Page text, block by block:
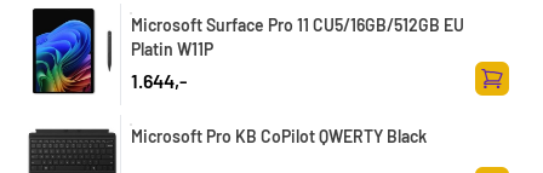
Microsoft Surface Pro 11 CU5/16GB/512GB EU
Platin W11P
1.644,-
Microsoft Pro KB CoPilot QWERTY Black